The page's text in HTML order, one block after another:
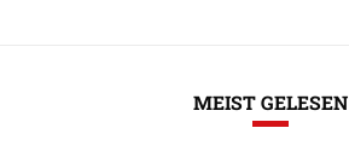
MEIST GELESEN